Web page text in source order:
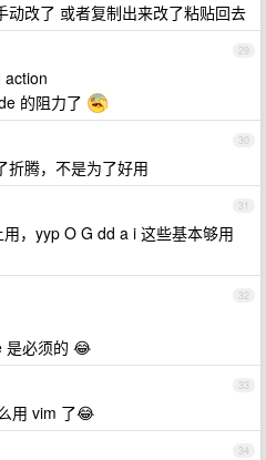
动改了 或者复制出来改了粘贴回去
29
action
的阻力了
30
折腾，不是为了好用
31
，yyp O G dd a i 这些基本够用
32
是必须的 😂
33
用 vim 了😂
34